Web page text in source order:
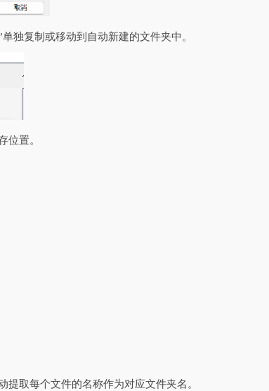
独复制或移动到自动新建的文件夹中。
位置。
取每个文件的名称作为对应文件夹名。